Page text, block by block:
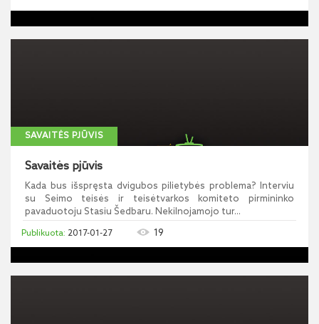
SAVAITĖS PJŪVIS
Savaitės pjūvis
Kada bus išspręsta dvigubos pilietybės problema? Interviu
su Seimo teisės ir teisėtvarkos komiteto pirmininko
pavaduotoju Stasiu Šedbaru. Nekilnojamojo tur...
2017-01-27 19